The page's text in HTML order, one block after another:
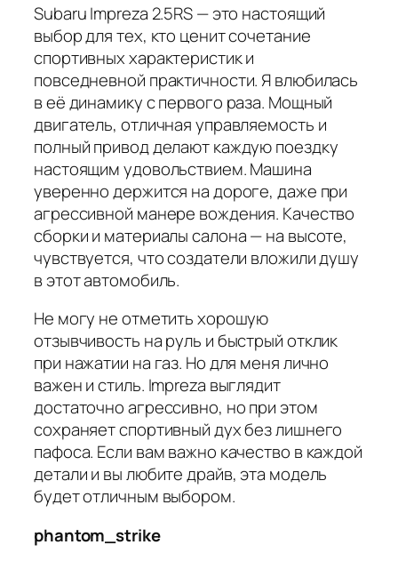
Subaru Impreza 2.5RS — это настоящий
выбор для тех, кто ценит сочетание
спортивных характеристик и
повседневной практичности. Я влюбилась
в её динамику с первого раза. Мощный
двигатель, отличная управляемость и
полный привод делают каждую поездку
настоящим удовольствием. Машина
уверенно держится на дороге, даже при
агрессивной манере вождения. Качество
сборки и материалы салона — на высоте,
чувствуется, что создатели вложили душу
в этот автомобиль.
Не могу не отметить хорошую
отзывчивость на руль и быстрый отклик
при нажатии на газ. Но для меня лично
важен и стиль. Impreza выглядит
достаточно агрессивно, но при этом
сохраняет спортивный дух без лишнего
пафоса. Если вам важно качество в каждой
детали и вы любите драйв, эта модель
будет отличным выбором.
phantom_strike